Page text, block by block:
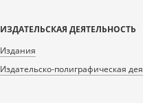
ИЗДАТЕЛЬСКАЯ ДЕЯТЕЛЬНОСТЬ
Издания
Издательско-полиграфическая